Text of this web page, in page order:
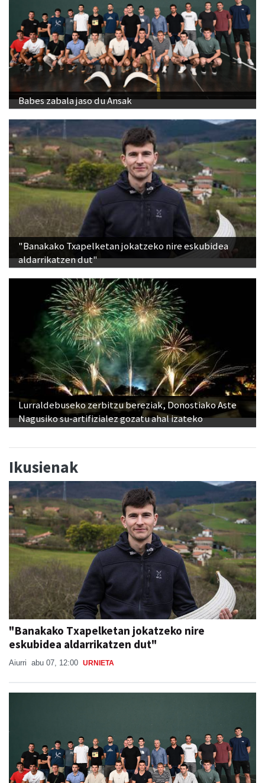
Babes zabala jaso du Ansak
"Banakako Txapelketan jokatzeko nire eskubidea
aldarrikatzen dut"
Lurraldebuseko zerbitzu bereziak, Donostiako Aste
Nagusiko su-artifizialez gozatu ahal izateko
Ikusienak
"Banakako Txapelketan jokatzeko nire
eskubidea aldarrikatzen dut"
Aiurri abu 07, 12:00 URNIETA